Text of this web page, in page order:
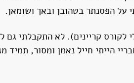
על הפסנתר בטהובן ובאך ושומאן.
קריינים). לא התקבלתי
הייתי חייל נאמן ומסור,